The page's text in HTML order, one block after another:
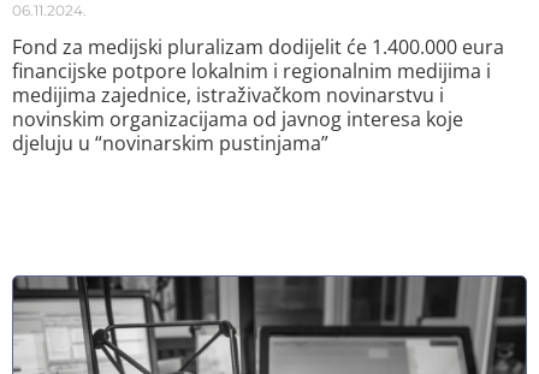
06.11.2024.
Fond za medijski pluralizam dodijelit će 1.400.000 eura
financijske potpore lokalnim i regionalnim medijima i
medijima zajednice, istraživačkom novinarstvu i
novinskim organizacijama od javnog interesa koje
djeluju u “novinarskim pustinjama”